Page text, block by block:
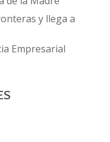
y llega a
Empresarial